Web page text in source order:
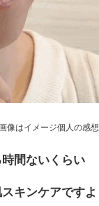
像はイメージ個人の感想
間ないくらい
キンケアですよ